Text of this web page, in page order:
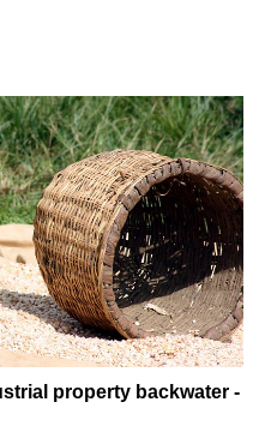
property backwater -